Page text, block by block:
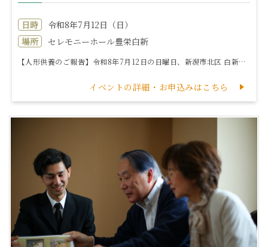
日時
令和8年7月12日（日）
場所
セレモニーホール豊栄白新
【人形供養のご報告】令和8年7月12日の日曜日、新潟市北区 白新町のセレモニーホール豊栄白新にてアークベル第24回人形供養を執り行いました。皆様、お足...
イベントの詳細・お申込みはこちら